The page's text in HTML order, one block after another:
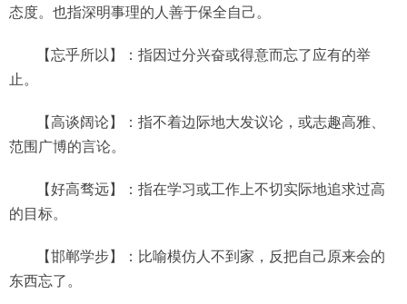
态度。也指深明事理的人善于保全自己。
【忘乎所以】：指因过分兴奋或得意而忘了应有的举
止。
【高谈阔论】：指不着边际地大发议论，或志趣高雅、
范围广博的言论。
【好高骛远】：指在学习或工作上不切实际地追求过高
的目标。
【邯郸学步】：比喻模仿人不到家，反把自己原来会的
东西忘了。